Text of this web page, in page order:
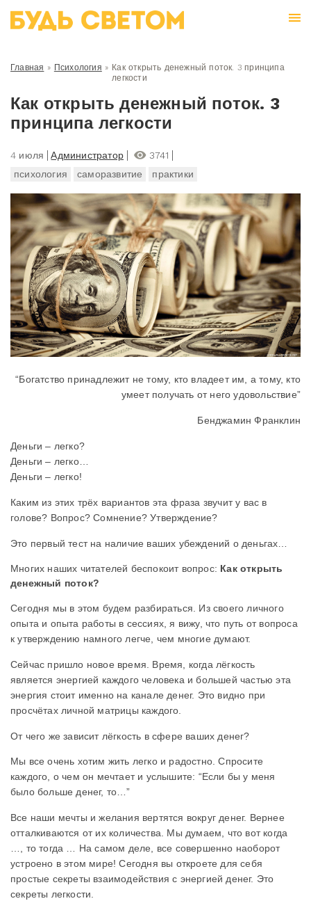
Главная » Психология » Как открыть денежный поток. 3 принципа
легкости
Как открыть денежный поток. 3
принципа легкости
4 июля Администратор
3741
психология
саморазвитие практики
“Богатство принадлежит не тому, кто владеет им, а тому, кто
умеет получать от него удовольствие”
Бенджамин Франклин
Деньги – легко?
Деньги – легко…
Деньги – легко!
Каким из этих трёх вариантов эта фраза звучит у вас в
голове? Вопрос? Сомнение? Утверждение?
Это первый тест на наличие ваших убеждений о деньгах…
Многих наших читателей беспокоит вопрос: Как открыть
денежный поток?
Сегодня мы в этом будем разбираться. Из своего личного
опыта и опыта работы в сессиях, я вижу, что путь от вопроса
к утверждению намного легче, чем многие думают.
Сейчас пришло новое время. Время, когда лёгкость
является энергией каждого человека и большей частью эта
энергия стоит именно на канале денег. Это видно при
просчётах личной матрицы каждого.
От чего же зависит лёгкость в сфере ваших денег?
Мы все очень хотим жить легко и радостно. Спросите
каждого, о чем он мечтает и услышите: “Если бы у меня
было больше денег, то…”
Все наши мечты и желания вертятся вокруг денег. Вернее
отталкиваются от их количества. Мы думаем, что вот когда
…, то тогда … На самом деле, все совершенно наоборот
устроено в этом мире! Сегодня вы откроете для себя
простые секреты взаимодействия с энергией денег. Это
секреты легкости.